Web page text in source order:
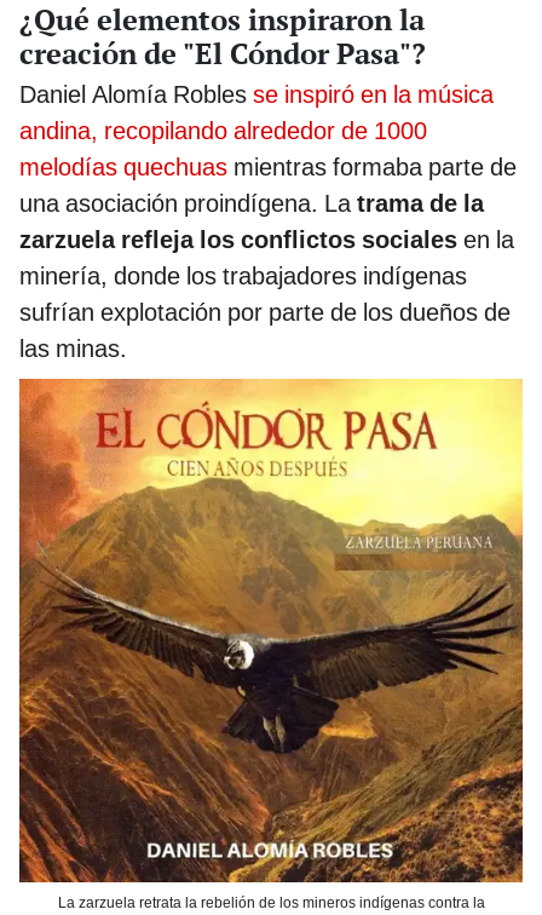
¿Qué elementos inspiraron la
creación de "El Cóndor Pasa"?
Daniel Alomía Robles se inspiró en la música
andina, recopilando alrededor de 1000
melodías quechuas mientras formaba parte de
una asociación proindígena. Latrama de la
zarzuela refleja los conflictos sociales en la
minería, donde los trabajadores indígenas
sufrían explotación por parte de los dueños de
las minas.
La zarzuela retrata la rebelión de los mineros indígenas contra la